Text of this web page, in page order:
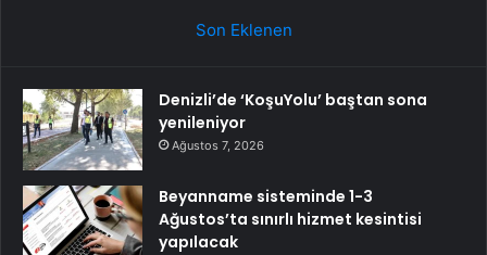
Son Eklenen
Denizli’de ‘KoşuYolu’ baştan sona
yenileniyor
Ağustos 7, 2026
Beyanname sisteminde 1-3
Ağustos’ta sınırlı hizmet kesintisi
yapılacak